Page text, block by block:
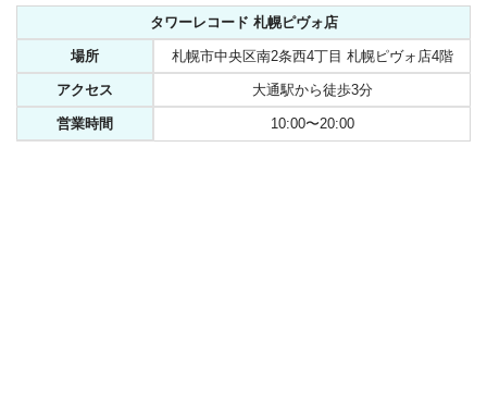
タワーレコード 札幌ピヴォ店
場所 札幌市中央区南2条西4丁目 札幌ピヴォ店4階
アクセス 大通駅から徒歩3分
営業時間 10:00〜20:00